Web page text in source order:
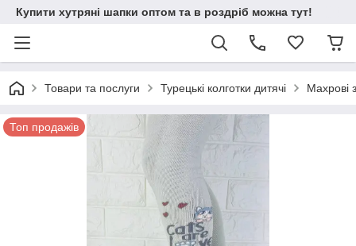
Купити хутряні шапки оптом та в роздріб можна тут!
Товари та послуги Турецькі колготки дитячі Махрові
Топ продажів